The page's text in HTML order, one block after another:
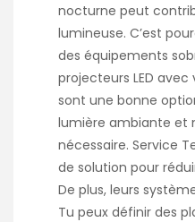
nocturne peut
lumineuse. C’est
des équipements
projecteurs LED avec
sont une bonne
lumière ambiante et
nécessaire. Service
de solution pour
De plus, leurs
Tu peux définir des